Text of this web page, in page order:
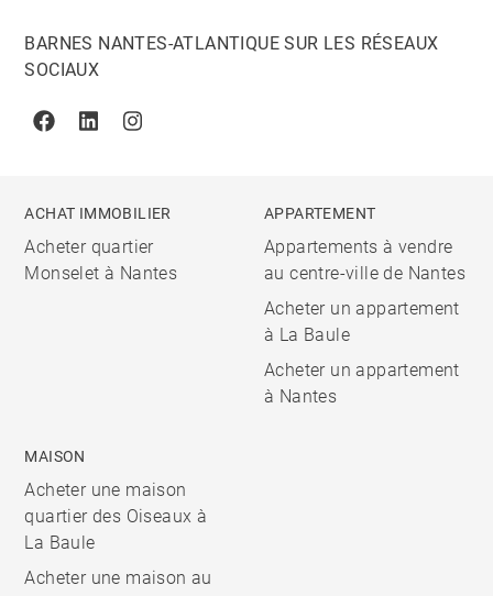
BARNES NANTES-ATLANTIQUE SUR LES RÉSEAUX
SOCIAUX
FacebookLinkedinInstagram
ACHAT IMMOBILIER
Acheter quartier
Monselet à Nantes
APPARTEMENT
Appartements à vendre
au centre-ville de Nantes
Acheter un appartement
à La Baule
Acheter un appartement
à Nantes
MAISON
Acheter une maison
quartier des Oiseaux à
La Baule
Acheter une maison au